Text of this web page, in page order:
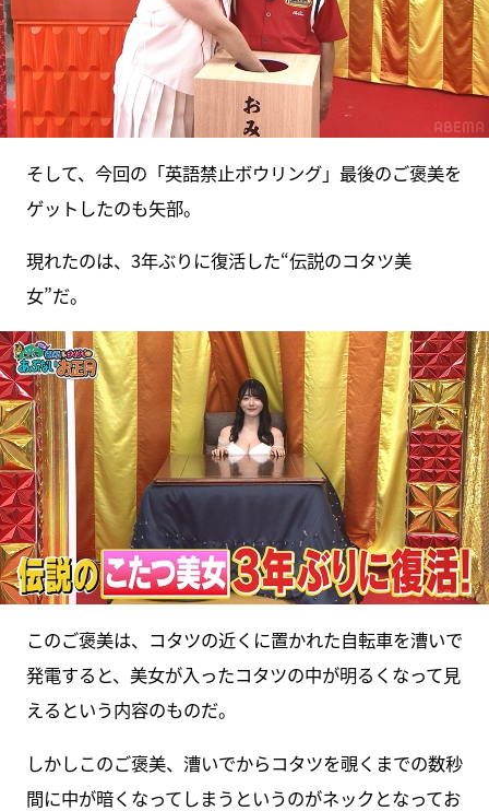
そして、今回の「英語禁止ボウリング」最後のご褒美を
ゲットしたのも矢部。
現れたのは、3年ぶりに復活した“伝説のコタツ美
女”だ。
このご褒美は、コタツの近くに置かれた自転車を漕いで
発電すると、美女が入ったコタツの中が明るくなって見
えるという内容のものだ。
しかしこのご褒美、漕いでからコタツを覗くまでの数秒
間に中が暗くなってしまうというのがネックとなってお